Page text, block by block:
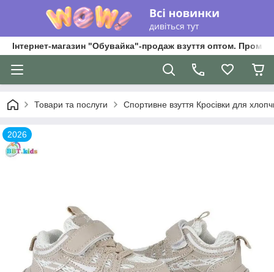
Інтернет-магазин "Обувайка"-продаж взуття оптом.
Товари та послуги Спортивне взуття Кросівки для
2026